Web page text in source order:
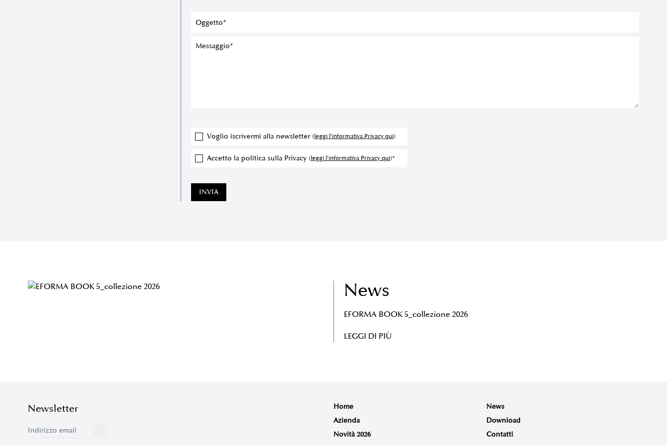
Voglio iscrivermi alla newsletter (leggi l'informativa Privacy qui)
Accetto la politica sulla Privacy (leggi l'informativa Privacy qui)*
INVIA
News
EFORMA BOOK 5_collezione 2026
LEGGI DI PIÙ
Newsletter
Home
Azienda
Novità 2026
News
Download
Contatti